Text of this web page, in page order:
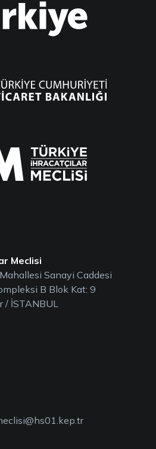
Meclisi
Sanayi Caddesi
B Blok Kat: 9
/ İSTANBUL